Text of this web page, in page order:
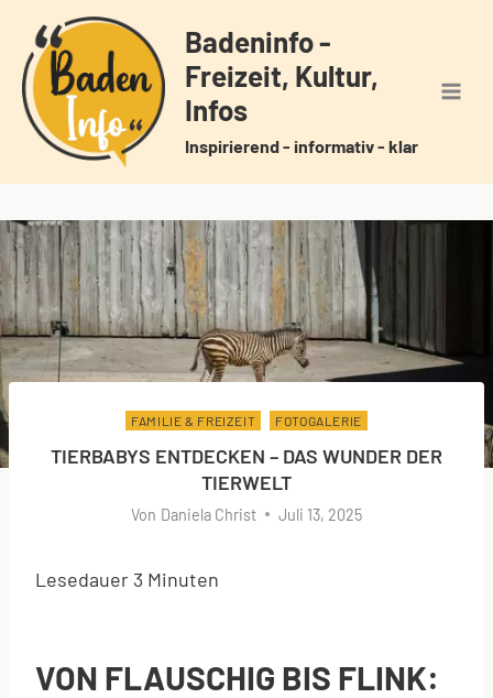
Inhalt
springen
Badeninfo -
Freizeit, Kultur,
Infos
Inspirierend - informativ - klar
FAMILIE & FREIZEIT FOTOGALERIE
TIERBABYS ENTDECKEN – DAS WUNDER DER
TIERWELT
Von Daniela Christ Juli 13, 2025
Lesedauer 3 Minuten
VON FLAUSCHIG BIS FLINK: